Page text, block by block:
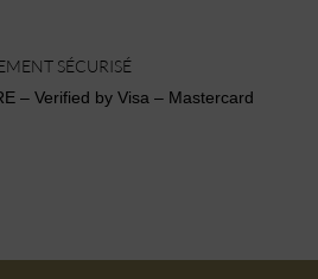
SÉCURISÉ
– Verified by Visa – Mastercard